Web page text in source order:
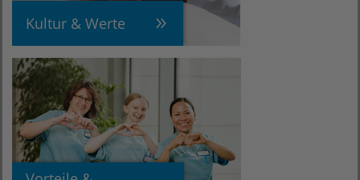
Kultur & Werte